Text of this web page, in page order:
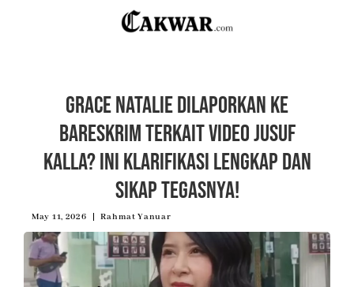
Grace Natalie Dilaporkan ke
Bareskrim Terkait Video Jusuf
Kalla? Ini Klarifikasi Lengkap dan
Sikap Tegasnya!
May 11, 2026 Rahmat Yanuar